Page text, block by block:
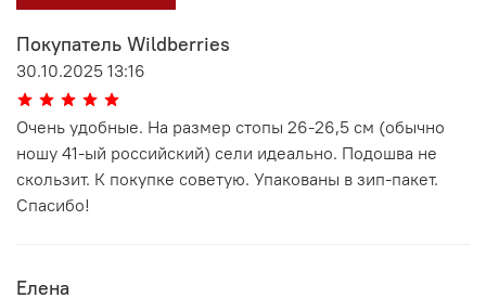
Покупатель Wildberries
30.10.2025 13:16
Очень удобные. На размер стопы 26-26,5 см (обычно
ношу 41-ый российский) сели идеально. Подошва не
скользит. К покупке советую. Упакованы в зип-пакет.
Спасибо!
Елена